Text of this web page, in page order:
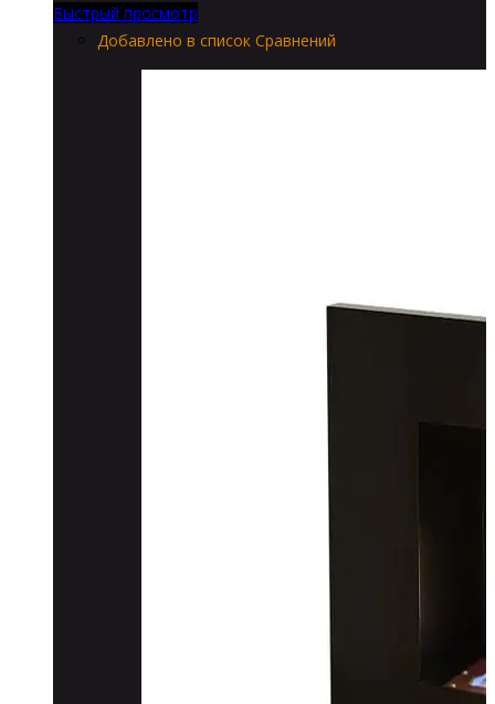
Быстрый просмотр
Добавлено в список Сравнений